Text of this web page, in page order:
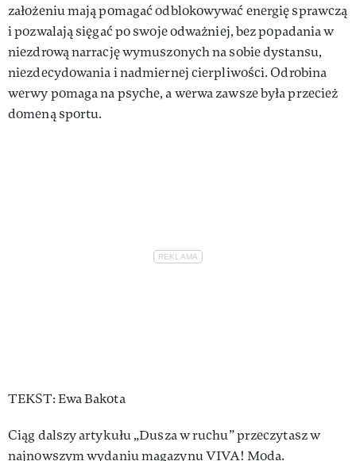
założeniu mają pomagać odblokowywać energię sprawczą
i pozwalają sięgać po swoje odważniej, bez popadania w
niezdrową narrację wymuszonych na sobie dystansu,
niezdecydowania i nadmiernej cierpliwości. Odrobina
werwy pomaga na psyche, a werwa zawsze była przecież
domeną sportu.
TEKST: Ewa Bakota
Ciąg dalszy artykułu „Dusza w ruchu” przeczytasz w
najnowszym wydaniu magazynu VIVA! Moda.